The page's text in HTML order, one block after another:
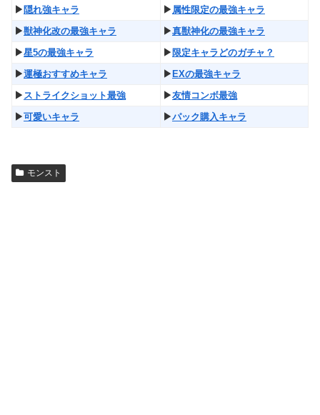
▶︎ 隠れ強キャラ ▶︎ 属性限定の最強キャラ
▶︎獣神化改の最強キャラ ▶︎真獣神化の最強キャラ
▶︎星5の最強キャラ ▶︎ 限定キャラどのガチャ？
▶︎運極おすすめキャラ ▶︎ EXの最強キャラ
▶︎ ストライクショット最強 ▶︎友情コンボ最強
▶︎可愛いキャラ ▶︎パック購入キャラ
モンスト